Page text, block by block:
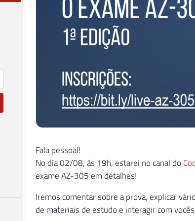
Fala pessoal!
No dia 02/08, às 19h, estarei no canal do
exame AZ-305 em detalhes!
Iremos comentar sobre a prova, explicar
de materiais de estudo e interagir com